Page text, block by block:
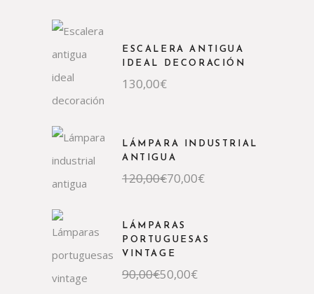
ESCALERA ANTIGUA
IDEAL DECORACIÓN
130,00€
LÁMPARA INDUSTRIAL
ANTIGUA
120,00€
El
precio
120,00€.
70,00€
El
precio
70,00€.
LÁMPARAS
PORTUGUESAS
VINTAGE
90,00€
El
precio
50,00€
El
precio